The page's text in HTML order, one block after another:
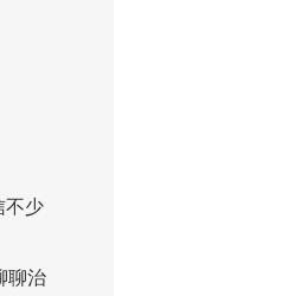
不少
聊治